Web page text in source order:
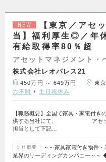
NEW
【東京／アセ
当】福利厚生◎／年
有給取得率80％超
アセットマネジメント・
株式会社レオパレス21
450万円 ～ 649万円 東
力不問
土日祝休み
【職務概要】全国で家具・家電付き
供する当社にて、 アセット
担当として下記…
会社概要
～～家具家電付き物件
業界のリーディングカンパニー～～